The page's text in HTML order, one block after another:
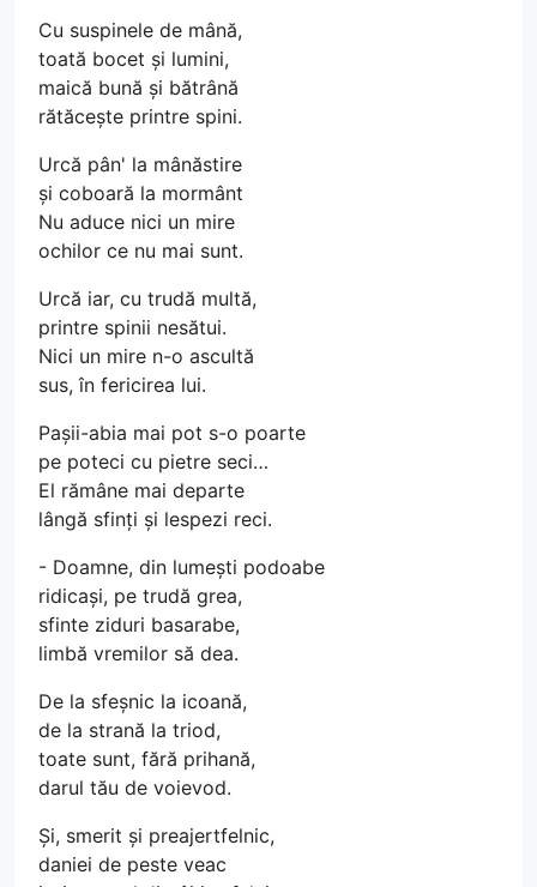
Cu suspinele de mână,
toată bocet și lumini,
maică bună și bătrână
rătăcește printre spini.
Urcă pân' la mânăstire
și coboară la mormânt
Nu aduce nici un mire
ochilor ce nu mai sunt.
Urcă iar, cu trudă multă,
printre spinii nesătui.
Nici un mire n-o ascultă
sus, în fericirea lui.
Pașii-abia mai pot s-o poarte
pe poteci cu pietre seci…
El rămâne mai departe
lângă sfinți și lespezi reci.
- Doamne, din lumești podoabe
ridicași, pe trudă grea,
sfinte ziduri basarabe,
limbă vremilor să dea.
De la sfeșnic la icoană,
de la strană la triod,
toate sunt, fără prihană,
darul tău de voievod.
Și, smerit și preajertfelnic,
daniei de peste veac